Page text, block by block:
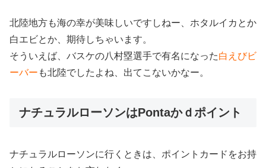
北陸地方も海の幸が美味しいですしねー、ホタルイカとか
白エビとか、期待しちゃいます。
そういえば、バスケの八村塁選手で有名になった白えびビ
ーバー も北陸でしたよね、出てこないかなー。
ナチュラルローソンはPontaかｄポイント
ナチュラルローソンに行くときは、ポイントカードをお持